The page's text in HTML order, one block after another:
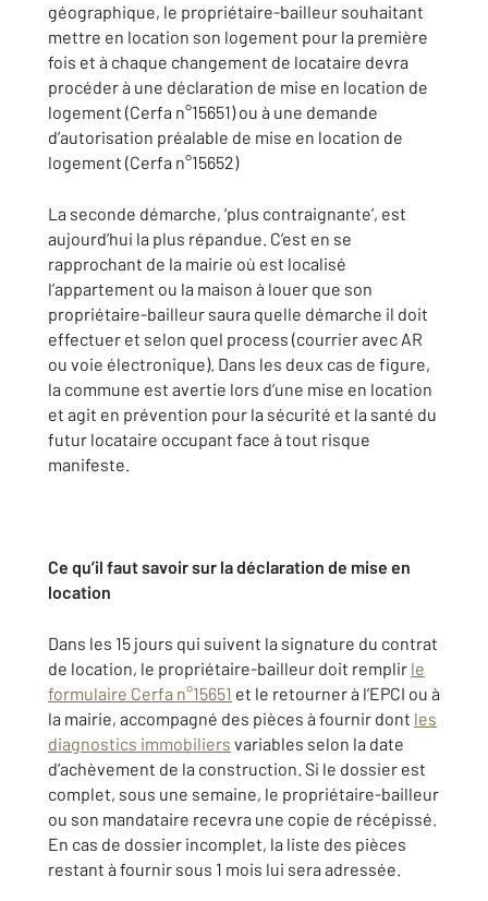
géographique, le propriétaire-bailleur souhaitant
mettre en location son logement pour la première
fois et à chaque changement de locataire devra
procéder à une déclaration de mise en location de
logement (Cerfa n°15651) ou à une demande
d’autorisation préalable de mise en location de
logement (Cerfa n°15652)
La seconde démarche, ‘plus contraignante’, est
aujourd’hui la plus répandue. C’est en se
rapprochant de la mairie où est localisé
l’appartement ou la maison à louer que son
propriétaire-bailleur saura quelle démarche il doit
effectuer et selon quel process (courrier avec AR
ou voie électronique). Dans les deux cas de figure,
la commune est avertie lors d’une mise en location
et agit en prévention pour la sécurité et la santé du
futur locataire occupant face à tout risque
manifeste.
Ce qu’il faut savoir sur la déclaration de mise en
location
Dans les 15 jours qui suivent la signature du contrat
de location, le propriétaire-bailleur doit remplir le
formulaire Cerfa n°15651 et le retourner à l’EPCI ou à
la mairie, accompagné des pièces à fournir dont les
diagnostics immobiliers variables selon la date
d’achèvement de la construction. Si le dossier est
complet, sous une semaine, le propriétaire-bailleur
ou son mandataire recevra une copie de récépissé.
En cas de dossier incomplet, la liste des pièces
restant à fournir sous 1 mois lui sera adressée.